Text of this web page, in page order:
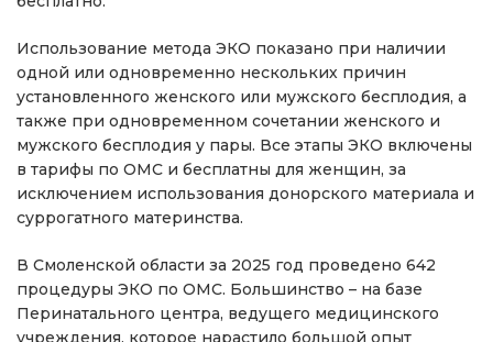
Использование метода ЭКО показано при наличии
одной или одновременно нескольких причин
установленного женского или мужского бесплодия, а
также при одновременном сочетании женского и
мужского бесплодия у пары. Все этапы ЭКО включены
в тарифы по ОМС и бесплатны для женщин, за
исключением использования донорского материала и
суррогатного материнства.
В Смоленской области за 2025 год проведено 642
процедуры ЭКО по ОМС. Большинство – на базе
Перинатального центра, ведущего медицинского
учреждения, которое нарастило большой опыт